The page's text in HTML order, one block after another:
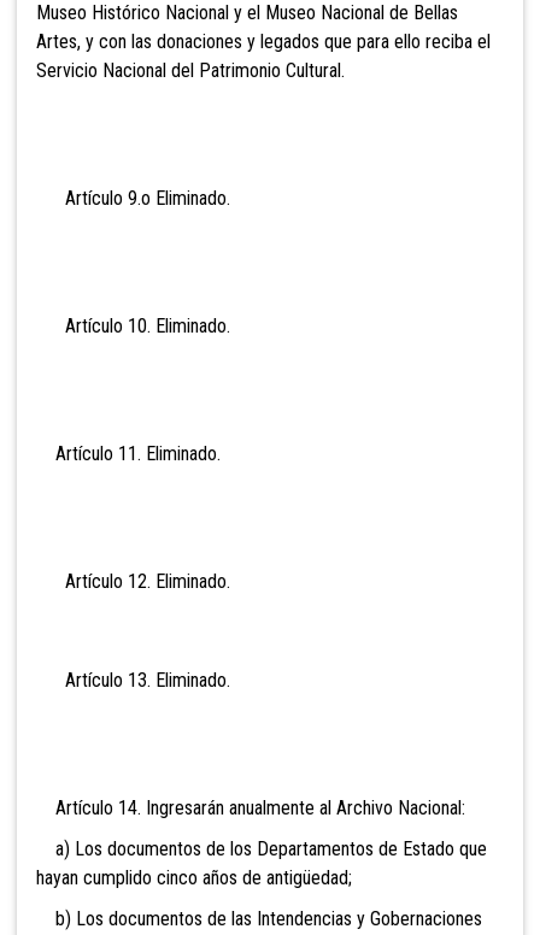
Museo Histórico Nacional y el Museo Nacional de Bellas
Artes, y con las donaciones y legados que para ello reciba el
Servicio Nacional del Patrimonio Cultural.
Artículo 9.o Eliminado.
Artículo 10. Eliminado.
Artículo 11. Eliminado.
Artículo 12. Eliminado.
Artículo 13. Eliminado.
Artículo 14. Ingresarán anualmente al Archivo Nacional:
a) Los documentos de los Departamentos de Estado que
hayan cumplido cinco años de antigüedad;
b) Los documentos de las Intendencias y Gobernaciones